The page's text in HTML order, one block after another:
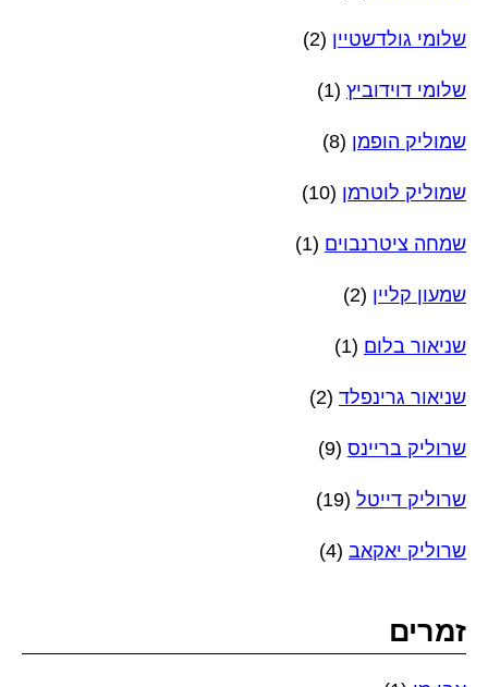
שלומי גולדשטיין (2)
שלומי דוידוביץ (1)
שמוליק הופמן (8)
שמוליק לוטרמן (10)
שמחה ציטרנבוים (1)
שמעון קליין (2)
שניאור בלום (1)
שניאור גרינפלד (2)
שרוליק בריינס (9)
שרוליק דייטל (19)
שרוליק יאקאב (4)
זמרים